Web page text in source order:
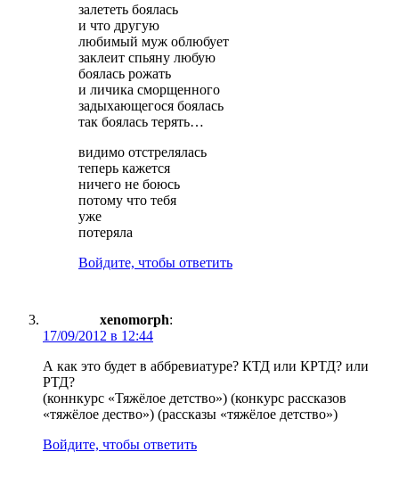
залететь боялась
и что другую
любимый муж облюбует
заклеит спьяну любую
боялась рожать
и личика сморщенного
задыхающегося боялась
так боялась терять…
видимо отстрелялась
теперь кажется
ничего не боюсь
потому что тебя
уже
потеряла
Войдите, чтобы ответить
xenomorph:
17/09/2012 в 12:44
А как это будет в аббревиатуре? КТД или КРТД? или
РТД?
(коннкурс «Тяжёлое детство») (конкурс рассказов
«тяжёлое дество») (рассказы «тяжёлое детство»)
Войдите, чтобы ответить